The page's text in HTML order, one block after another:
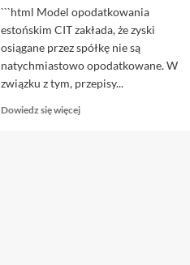
```html Model opodatkowania
estońskim CIT zakłada, że zyski
osiągane przez spółkę nie są
natychmiastowo opodatkowane. W
związku z tym, przepisy...
Dowiedz się więcejDowiedz